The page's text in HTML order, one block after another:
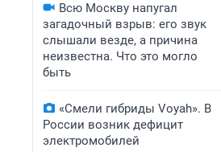
Всю Москву напугал
загадочный взрыв: его звук
слышали везде, а причина
неизвестна. Что это могло
быть
«Смели гибриды Voyah». В
России возник дефицит
электромобилей